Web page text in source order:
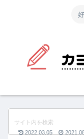
2022.03.05